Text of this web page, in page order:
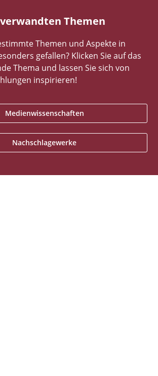
Themen
Themen und Aspekte in
gefallen? Klicken Sie auf das
Thema und lassen Sie sich von
inspirieren!
Medienwissenschaften
Nachschlagewerke